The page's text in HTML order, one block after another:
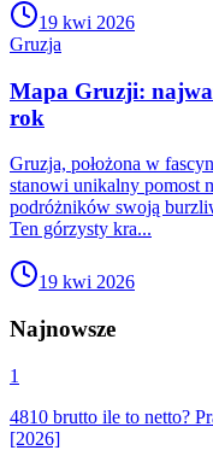
19 kwi 2026
Gruzja
Mapa Gruzji:
rok
Gruzja, położona w
stanowi unikalny pomost
podróżników swoją
Ten górzysty kra...
19 kwi 2026
Najnowsze
1
4810 brutto ile to netto?
[2026]